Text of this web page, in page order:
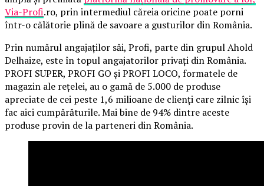
Via-Profi.ro, prin intermediul căreia oricine poate porni
într-o călătorie plină de savoare a gusturilor din România.
Prin numărul angajaților săi, Profi, parte din grupul Ahold
Delhaize, este în topul angajatorilor privați din România.
PROFI SUPER, PROFI GO și PROFI LOCO, formatele de
magazin ale rețelei, au o gamă de 5.000 de produse
apreciate de cei peste 1,6 milioane de clienți care zilnic își
fac aici cumpărăturile. Mai bine de 94% dintre aceste
produse provin de la parteneri din România.